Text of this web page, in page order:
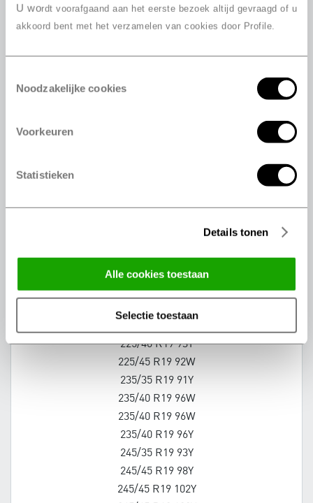
U wordt voorafgaand aan het eerste bezoek altijd gevraagd of u
akkoord bent met het verzamelen van cookies door Profile.
Noodzakelijke cookies
Voorkeuren
Statistieken
Details tonen
alle cookies toestaan
selectie toestaan
245/35 R18 88Y
245/35 R18 92Y
245/40 R18 97Y
225/35 R19 88Y
225/40 R19 93W
225/40 R19 93Y
225/45 R19 92W
235/35 R19 91Y
235/40 R19 96W
235/40 R19 96W
235/40 R19 96Y
245/35 R19 93Y
245/45 R19 98Y
245/45 R19 102Y